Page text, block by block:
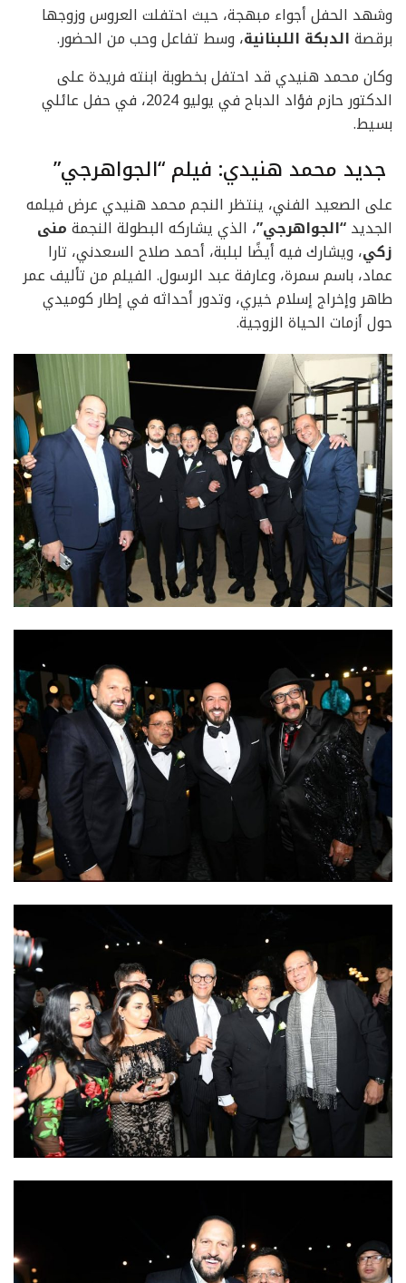
وشهد الحفل أجواء مبهجة، حيث احتفلت العروس وزوجها
برقصةالدبكة اللبنانية، وسط تفاعل وحب من الحضور.
وكان محمد هنيدي قد احتفل بخطوبة ابنته فريدة على
الدكتور حازم فؤاد الدباح في يوليو 2024، في حفل عائلي
بسيط.
جديد محمد هنيدي: فيلم “الجواهرجي”
على الصعيد الفني، ينتظر النجم محمد هنيدي عرض فيلمه
الجديد“الجواهرجي”، الذي يشاركه البطولة النجمةمنى
زكي، ويشارك فيه أيضًا لبلبة، أحمد صلاح السعدني، تارا
عماد، باسم سمرة، وعارفة عبد الرسول. الفيلم من تأليف عمر
طاهر وإخراج إسلام خيري، وتدور أحداثه في إطار كوميدي
حول أزمات الحياة الزوجية.